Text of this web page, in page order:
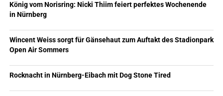
König vom Norisring: Nicki Thiim feiert perfektes Wochenende
in Nürnberg
Wincent Weiss sorgt für Gänsehaut zum Auftakt des Stadionpark
Open Air Sommers
Rocknacht in Nürnberg-Eibach mit Dog Stone Tired